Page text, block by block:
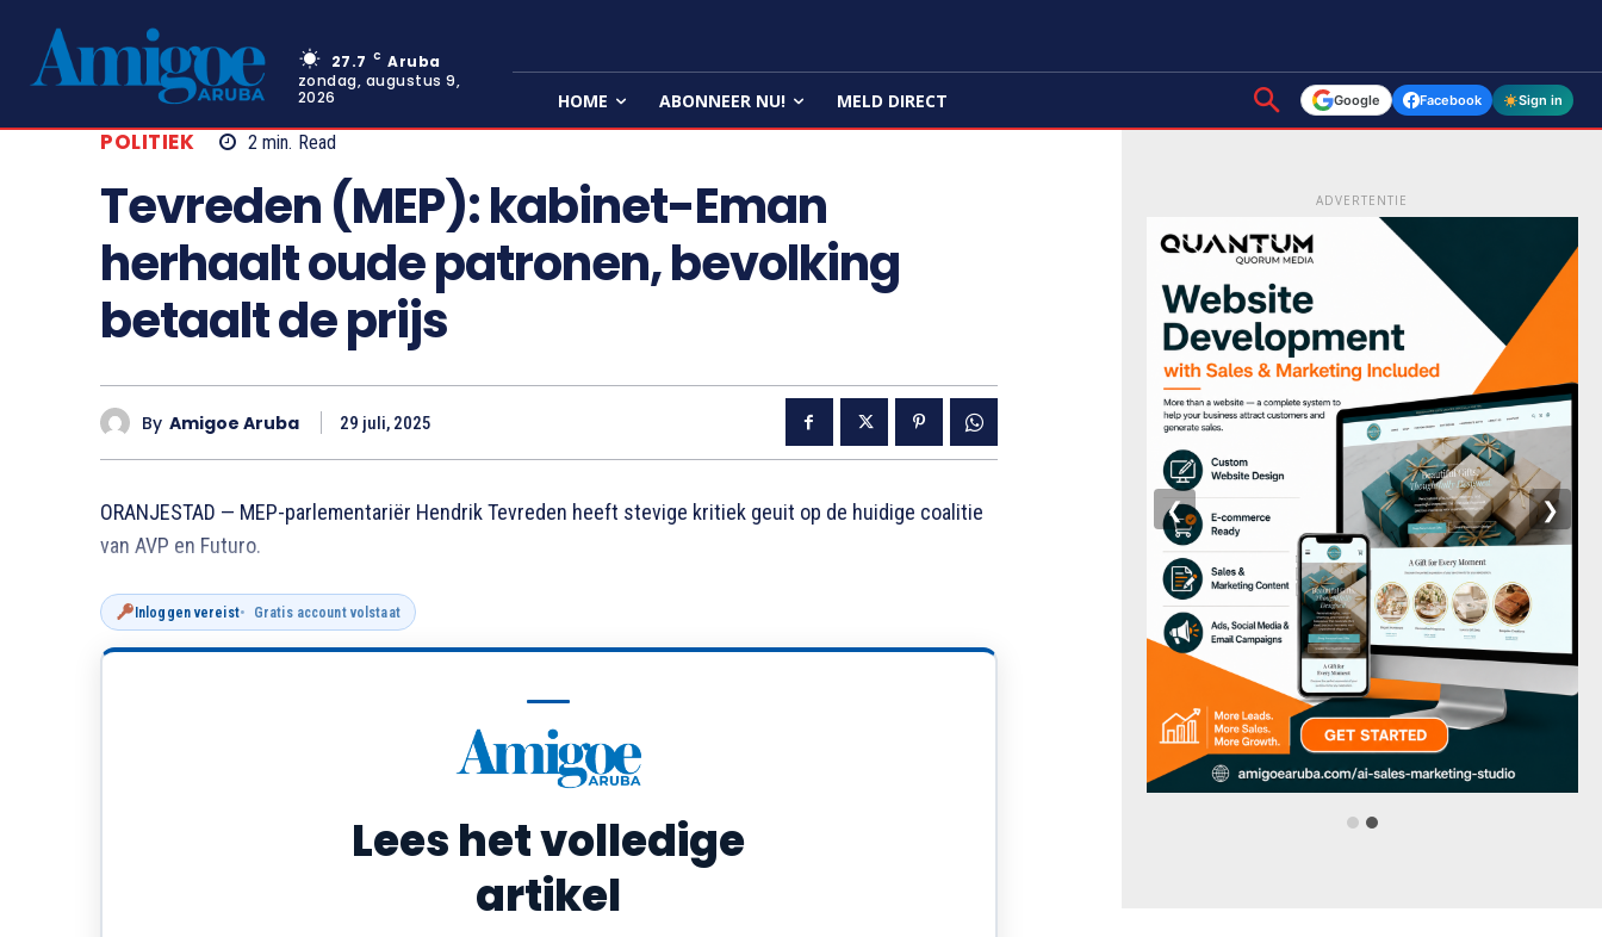
27.7 C Aruba
zondag, augustus 9,
2026
HOME ABONNEER NU! MELD DIRECT Google Facebook Sign in
POLITIEK 2 min. Read
Tevreden (MEP): kabinet-Eman
herhaalt oude patronen, bevolking
betaalt de prijs
By Amigoe Aruba 29 juli, 2025
ORANJESTAD — MEP-parlementariër Hendrik Tevreden heeft stevige kritiek geuit op de huidige coalitie
van AVP en Futuro.
Inloggen vereist Gratis account volstaat
Lees het volledige
artikel
ADVERTENTIE
❮ ❯